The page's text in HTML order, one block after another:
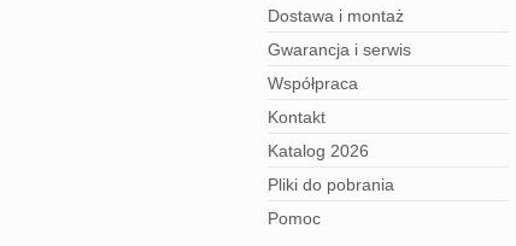
Dostawa i montaż
Gwarancja i serwis
Współpraca
Kontakt
Katalog 2026
Pliki do pobrania
Pomoc